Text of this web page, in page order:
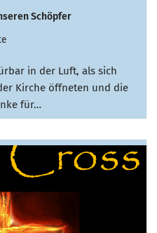
Schöpfer
in der Luft, als sich
Kirche öffneten und die
für…